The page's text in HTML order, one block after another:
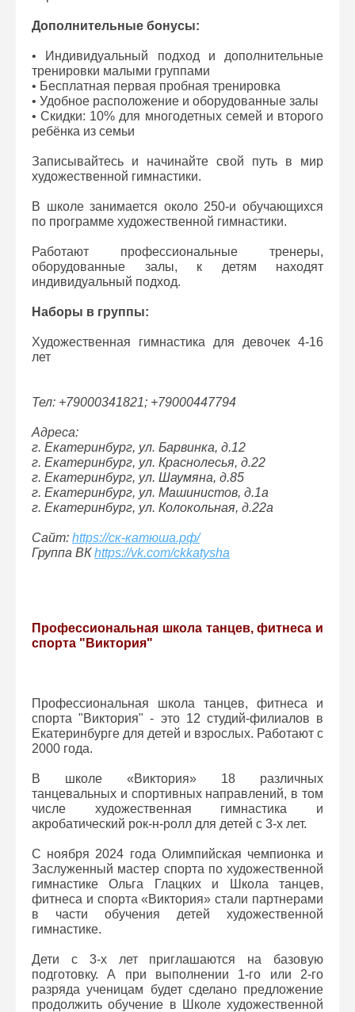
Дополнительные бонусы:
• Индивидуальный подход и дополнительные
тренировки малыми группами
• Бесплатная первая пробная тренировка
• Удобное расположение и оборудованные залы
• Скидки: 10% для многодетных семей и второго
ребёнка из семьи
Записывайтесь и начинайте свой путь в мир
художественной гимнастики.
В школе занимается около 250-и обучающихся
по программе художественной гимнастики.
Работают профессиональные тренеры,
оборудованные залы, к детям находят
индивидуальный подход.
Наборы в группы:
Художественная гимнастика для девочек 4-16
лет
Тел: +79000341821; +79000447794
Адреса:
г. Екатеринбург, ул. Барвинка, д.12
г. Екатеринбург, ул. Краснолесья, д.22
г. Екатеринбург, ул. Шаумяна, д.85
г. Екатеринбург, ул. Машинистов, д.1а
г. Екатеринбург, ул. Колокольная, д.22а
Сайт: https://ск-катюша.рф/
Группа ВКhttps://vk.com/ckkatysha
Профессиональная школа танцев, фитнеса и
спорта "Виктория"
Профессиональная школа танцев, фитнеса и
спорта "Виктория" - это 12 студий-филиалов в
Екатеринбурге для детей и взрослых. Работают с
2000 года.
В школе «Виктория» 18 различных
танцевальных и спортивных направлений, в том
числе художественная гимнастика и
акробатический рок-н-ролл для детей с 3-х лет.
С ноября 2024 года Олимпийская чемпионка и
Заслуженный мастер спорта по художественной
гимнастике Ольга Глацких и Школа танцев,
фитнеса и спорта «Виктория» стали партнерами
в части обучения детей художественной
гимнастике.
Дети с 3-х лет приглашаются на базовую
подготовку. А при выполнении 1-го или 2-го
разряда ученицам будет сделано предложение
продолжить обучение в Школе художественной